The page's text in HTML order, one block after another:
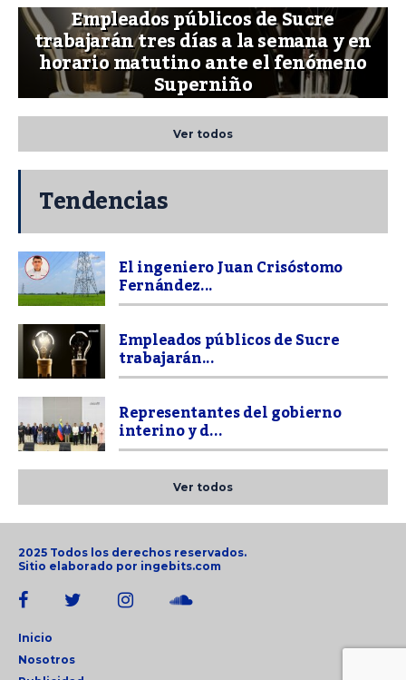
Empleados públicos de Sucre
trabajarán tres días a la semana y en
horario matutino ante el fenómeno
Superniño
Ver todos
Tendencias
El ingeniero Juan Crisóstomo
Fernández...
Empleados públicos de Sucre
trabajarán...
Representantes del gobierno
interino y d...
Ver todos
2025 Todos los derechos reservados.
Sitio elaborado por ingebits.com
Inicio
Nosotros